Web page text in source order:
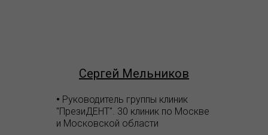
Сергей Мельников
• Руководитель группы клиник
"ПрезиДЕНТ". 30 клиник по Москве
и Московской области